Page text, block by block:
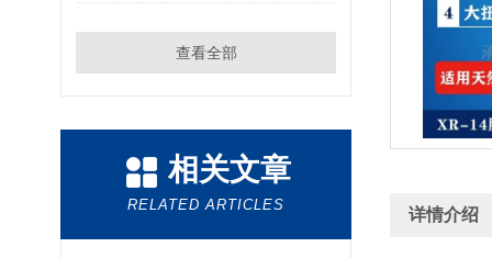
查看全部
相关文章
RELATED ARTICLES
详情介绍